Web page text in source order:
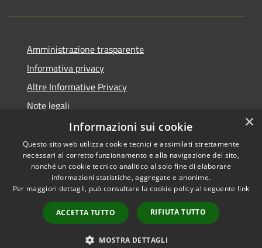
Amministrazione trasparente
Informativa privacy
Altre Informative Privacy
Note legali
Dichiarazione di accessibilità
RSS
Accessibilità
Copyright © 2026 • Comune di
Municipium•
Accesso
redazione
×
Informazioni sui cookie
Questo sito web utilizza cookie tecnici e assimilati strettamente
necessari al corretto funzionamento e alla navigazione del sito,
nonché un cookie tecnico analitico al solo fine di elaborare
informazioni statistiche, aggregate e anonime.
Per maggiori dettagli, può consultare la cookie policy al seguente link
ACCETTA TUTTO RIFIUTA TUTTO
MOSTRA DETTAGLI